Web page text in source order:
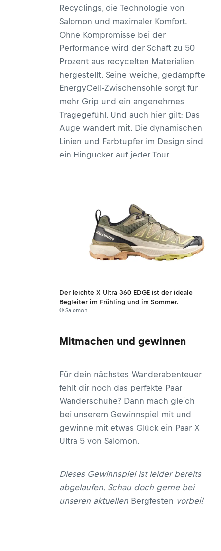
Recyclings, die Technologie von
Salomon und maximaler Komfort.
Ohne Kompromisse bei der
Performance wird der Schaft zu 50
Prozent aus recycelten Materialien
hergestellt. Seine weiche, gedämpfte
EnergyCell-Zwischensohle sorgt für
mehr Grip und ein angenehmes
Tragegefühl. Und auch hier gilt: Das
Auge wandert mit. Die dynamischen
Linien und Farbtupfer im Design sind
ein Hingucker auf jeder Tour.
Der leichte X Ultra 360 EDGE ist der ideale
Begleiter im Frühling und im Sommer.
© Salomon
Mitmachen und gewinnen
Für dein nächstes Wanderabenteuer
fehlt dir noch das perfekte Paar
Wanderschuhe? Dann mach gleich
bei unserem Gewinnspiel mit und
gewinne mit etwas Glück ein Paar X
Ultra 5 von Salomon.
Dieses Gewinnspiel ist leider bereits
abgelaufen. Schau doch gerne bei
unseren aktuellen Bergfesten vorbei!